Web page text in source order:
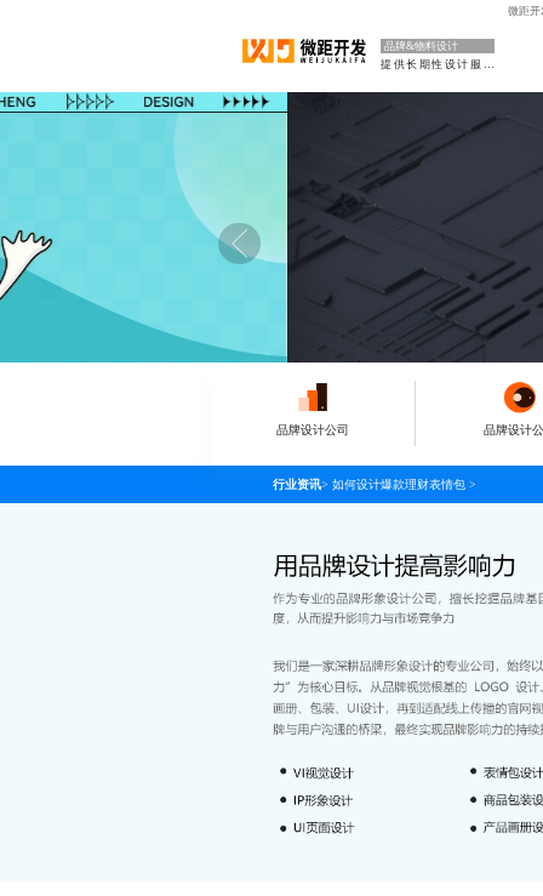
微距开
品牌&物料设计
提供长期性设计服务
品牌设计公司 品牌设计
行业资讯> 如何设计爆款理财表情包 >